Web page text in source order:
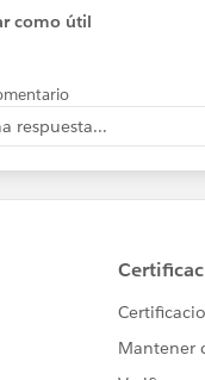
どの業務システム由来
例：販売管理システ
いるうちはよいですが
ドコード化されるこ
結合ロジックを大規模
como útil
respuesta...